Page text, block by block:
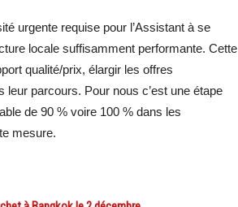
urgente requise pour l’Assistant à se
locale suffisamment performante. Cette
qualité/prix, élargir les offres
parcours. Pour nous c’est une étape
de 90 % voire 100 % dans les
mesure.